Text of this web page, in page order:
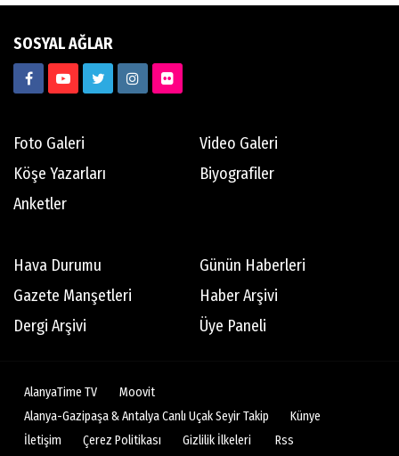
SOSYAL AĞLAR
Foto Galeri
Video Galeri
Köşe Yazarları
Biyografiler
Anketler
Hava Durumu
Günün Haberleri
Gazete Manşetleri
Haber Arşivi
Dergi Arşivi
Üye Paneli
AlanyaTime TV
Moovit
Alanya-Gazipaşa & Antalya Canlı Uçak Seyir Takip
Künye
İletişim
Çerez Politikası Gizlilik İlkeleri Rss